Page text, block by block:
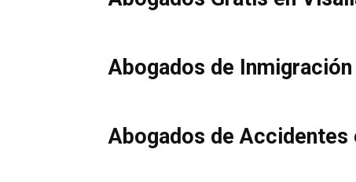
Abogados de
Abogados de Accidentes